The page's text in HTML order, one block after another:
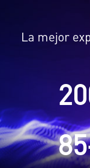
La mejor
85